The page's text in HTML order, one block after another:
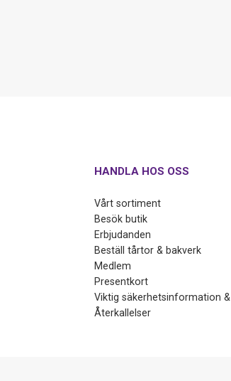
HANDLA HOS OSS
Vårt sortiment
Besök butik
Erbjudanden
Beställ tårtor & bakverk
Medlem
Presentkort
Viktig säkerhetsinformation &
Återkallelser